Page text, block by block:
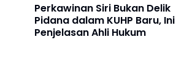
Perkawinan Siri Bukan Delik
Pidana dalam KUHP Baru, Ini
Penjelasan Ahli Hukum